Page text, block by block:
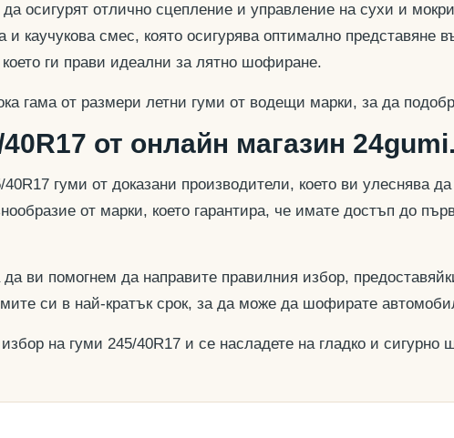
да осигурят отлично сцепление и управление на сухи и
и каучукова смес, която осигурява оптимално представяне
ги прави идеални за лятно шофиране.
гама от размери летни гуми от водещи марки, за да
от онлайн магазин
гуми от доказани производители, което ви улеснява
от марки, което гарантира, че имате достъп до
ви помогнем да направите правилния избор,
си в най-кратък срок, за да може да шофирате
на гуми 245/40R17 и се насладете на гладко и сигурно